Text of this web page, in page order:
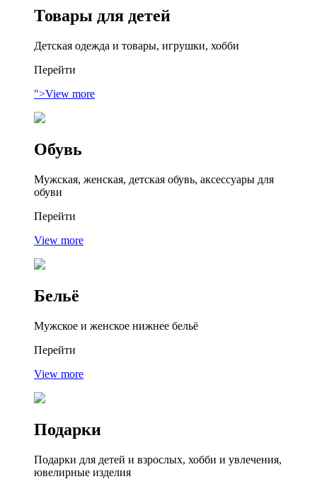
Товары для детей
Детская одежда и товары, игрушки, хобби
Перейти
">View more
Обувь
Мужская, женская, детская обувь, аксессуары для
обуви
Перейти
View more
Бельё
Мужское и женское нижнее бельё
Перейти
View more
Подарки
Подарки для детей и взрослых, хобби и увлечения,
ювелирные изделия